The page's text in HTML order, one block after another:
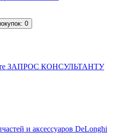
: 0
ЗАПРОС КОНСУЛЬТАНТУ